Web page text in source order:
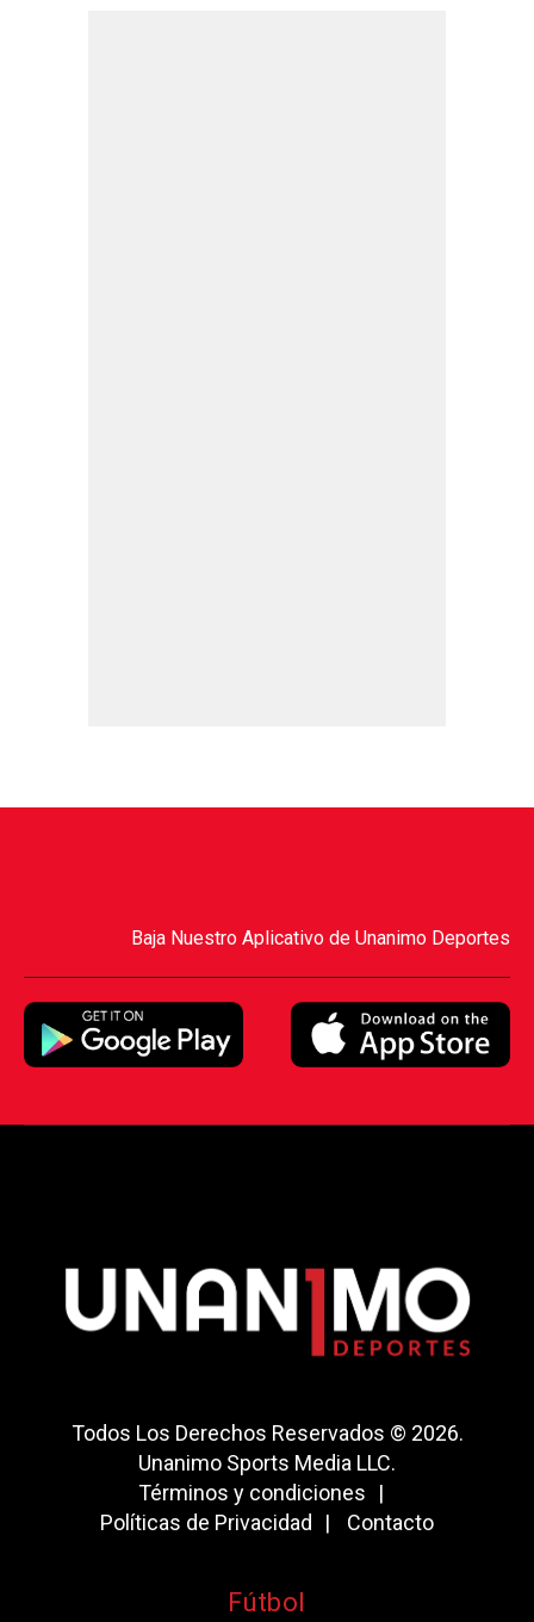
Baja Nuestro Aplicativo de Unanimo Deportes
Todos Los Derechos Reservados © 2026.
Unanimo Sports Media LLC.
Términos y condiciones
Políticas de Privacidad
Contacto
Fútbol